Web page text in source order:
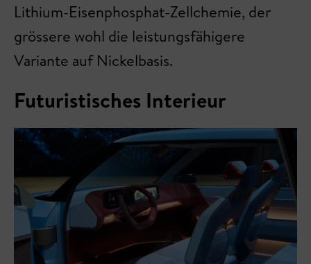
Lithium-Eisenphosphat-Zellchemie, der
grössere wohl die leistungsfähigere
Variante auf Nickelbasis.
Futuristisches Interieur